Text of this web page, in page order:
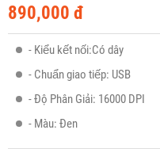
890,000 đ
- Kiểu kết nối:Có dây
- Chuẩn giao tiếp: USB
- Độ Phân Giải: 16000 DPI
- Màu: Đen